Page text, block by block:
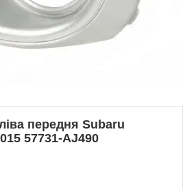
передня Subaru
57731-AJ490